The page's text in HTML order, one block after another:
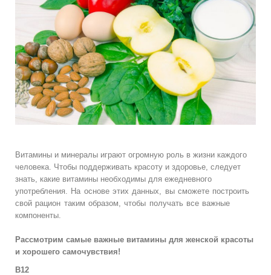
Витамины и минералы играют огромную роль в жизни каждого
человека. Чтобы поддерживать красоту и здоровье, следует
знать, какие витамины необходимы для ежедневного
употребления.
На основе этих данных, вы сможете построить
свой рацион таким образом, чтобы получать все важные
компоненты.
Рассмотрим самые важные витамины для женской красоты
и хорошего самочувствия!
В12